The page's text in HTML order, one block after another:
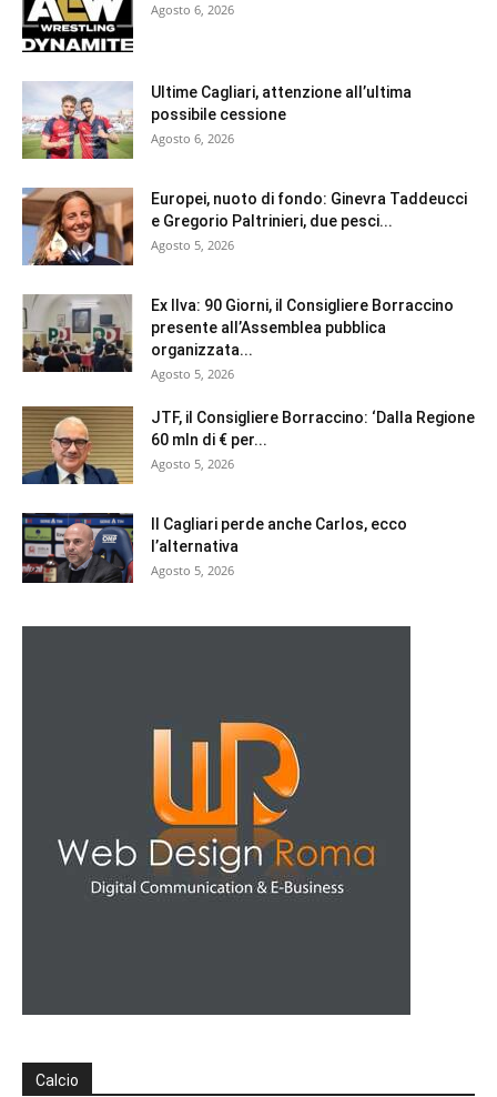
Agosto 6, 2026
Ultime Cagliari, attenzione all’ultima
possibile cessione
Agosto 6, 2026
Europei, nuoto di fondo: Ginevra Taddeucci
e Gregorio Paltrinieri, due pesci...
Agosto 5, 2026
Ex Ilva: 90 Giorni, il Consigliere Borraccino
presente all’Assemblea pubblica
organizzata...
Agosto 5, 2026
JTF, il Consigliere Borraccino: ‘Dalla Regione
60 mln di € per...
Agosto 5, 2026
Il Cagliari perde anche Carlos, ecco
l’alternativa
Agosto 5, 2026
Calcio